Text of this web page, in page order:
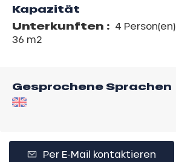
Kapazität
Unterkunften : 4 Person(en)
36 m2
Gesprochene Sprachen
Per E-Mail kontaktieren